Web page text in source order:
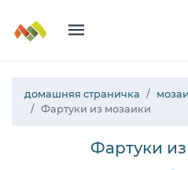
домашняя страничка
Фартуки из мозаики
Фартуки